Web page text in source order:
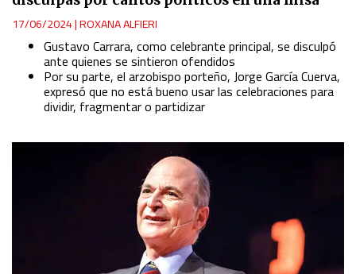
17/06/2024|ROXANA ALFIERI
Gustavo Carrara, como celebrante principal, se disculpó
ante quienes se sintieron ofendidos
Por su parte, el arzobispo porteño, Jorge García Cuerva,
expresó que no está bueno usar las celebraciones para
dividir, fragmentar o partidizar